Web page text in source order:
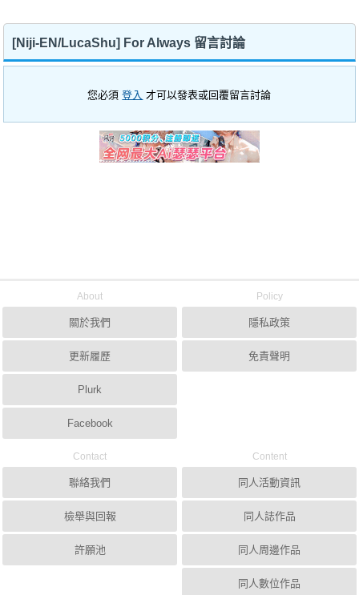
[Niji-EN/LucaShu] For Always 留言討論
您必須登入 才可以發表或回覆留言討論
About
關於我們
更新履歷
Plurk
Facebook
Policy
隱私政策
免責聲明
Contact
聯絡我們
檢舉與回報
許願池
Content
同人活動資訊
同人誌作品
同人周邊作品
同人數位作品